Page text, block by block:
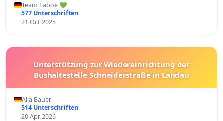
Team Laboe 💚
577 Unterschriften
21 Oct 2025
Unterstützung zur Wiedereinrichtung der
Bushaltestelle Schneiderstraße in Landau
Alja Bauer
514 Unterschriften
20 Apr 2026